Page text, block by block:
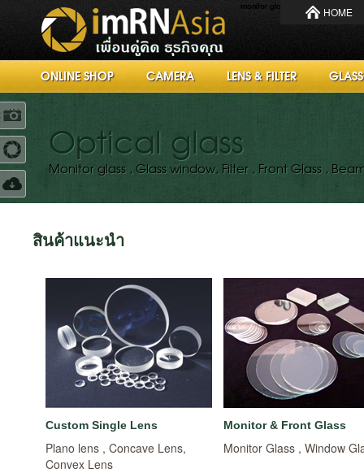
HOME
monitor glass
ONLINE SHOP CAMERA LENS & FILTER
Optical glass
Monitor glass , Glass window, Filter , Front Glass ,
10
สินค้าแนะนำ
Custom Single Lens
Plano lens , Concave Lens,
Convex Lens
Monitor & Front Glass
Monitor Glass , Window